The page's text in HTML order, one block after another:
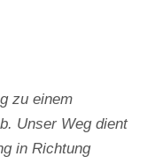
zu einem
Unser Weg dient
in Richtung